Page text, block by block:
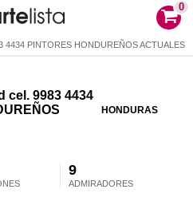
0
4434 PINTORES HONDUREÑOS ACTUALES
cel. 9983 4434
HONDURAS
9
ADMIRADORES